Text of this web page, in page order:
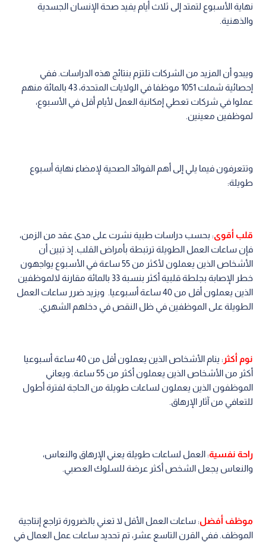
نهاية الأسبوع لتمتد إلى ثلاث أيام يفيد صحة الإنسان الجسدية
والذهنية.
ويبدو أن المزيد من الشركات تلتزم بنتائج هذه الدراسات. ففي
إحصائية شملت 1051 موظفا في الولايات المتحدة، 43 بالمائة منهم
عملوا في شركات تعطي إمكانية العمل لأيام أقل في الأسبوع،
لموظفين معينين.
وتتعرفون فيما يلي إلى أهم الفوائد الصحية لإمضاء نهاية أسبوع
طويلة:
قلب أقوى: بحسب دراسات طبية نشرت على مدى عقد من الزمن،
فإن ساعات العمل الطويلة ترتبطة بأمراض القلب. إذ تبين أن
الأشخاص الذين يعملون لأكثر من 55 ساعة في الأسبوع يواجهون
خطر الإصابة بجلطة قلبية أكثر بنسبة 33 بالمائة مقارنة لالموظفين
الذين يعملون أقل من 40 ساعة أسبوعيا. ويزيد ضرر ساعات العمل
الطويلة على الموظفين في ظل النقص في دخلهم الشهري.
نوم أكثر
: ينام الأشخاص الذين يعملون أقل من 40 ساعة أسبوعيا
أكثر من الأشخاص الذين يعملون أكثر من 55 ساعة. ويعاني
الموظفون الذين يعملون لساعات طويلة من الحاجة لفترة أطول
للتعافي من آثار الإرهاق.
راحة نفسية: العمل لساعات طويلة يعني الإرهاق والنعاس،
والنعاس يجعل الشخص أكثر عرضة للسلوك العصبي.
موظف أفضل: ساعات العمل الأقل لا تعني بالضرورة تراجع إنتاجية
الموظف. ففي القرن التاسع عشر، تم تحديد ساعات عمل العمال في